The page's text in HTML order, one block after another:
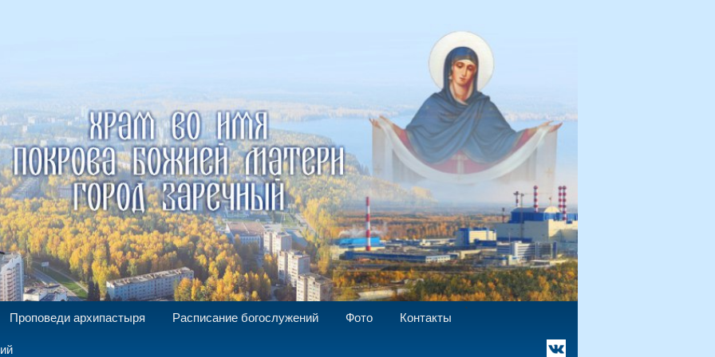
Божией Матери г. Заречный
Проповеди архипастыря Расписание богослужений Фото
Контакты
`